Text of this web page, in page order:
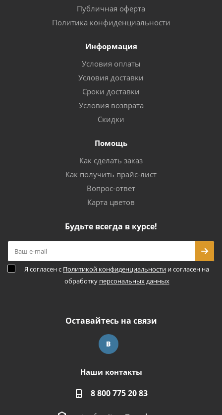
Публичная оферта
Политика конфиденциальности
Информация
Условия оплаты
Условия доставки
Сроки доставки
Условия возврата
Скидки
Помощь
Как сделать заказ
Как получить прайс-лист
Вопрос-ответ
Карта цветов
Будьте всегда в курсе!
Я согласен с Политикой конфиденциальности и согласен на
обработку персональных данных
Оставайтесь на связи
Наши контакты
8 800 775 20 83